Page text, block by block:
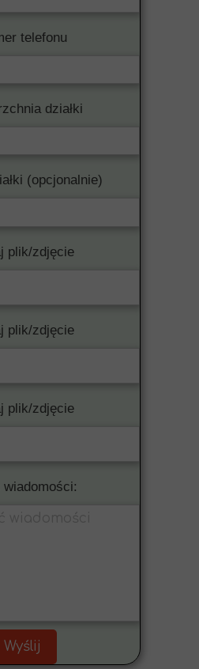
telefonu
działki
(opcjonalnie)
plik/zdjęcie
plik/zdjęcie
plik/zdjęcie
wiadomości:
Wyślij